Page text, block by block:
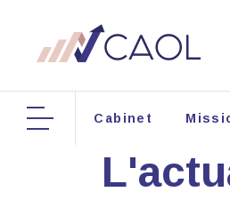
Cabinet